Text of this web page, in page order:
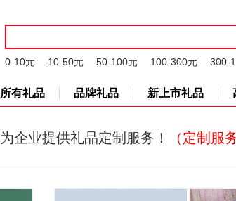
0-10元 10-50元 50-100元 100-300元 300-
所有礼品 品牌礼品 新上市礼品
为企业提供礼品定制服务！
（定制服